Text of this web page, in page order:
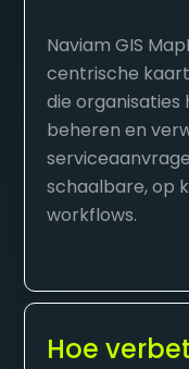
Naviam GIS
centrische
die organisaties
beheren en
schaalbare, op
workflows.
Hoe